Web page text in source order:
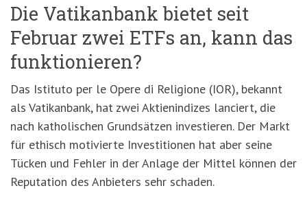
Die Vatikanbank bietet seit
Februar zwei ETFs an, kann das
funktionieren?
Das Istituto per le Opere di Religione (IOR), bekannt
als Vatikanbank, hat zwei Aktienindizes lanciert, die
nach katholischen Grundsätzen investieren. Der Markt
für ethisch motivierte Investitionen hat aber seine
Tücken und Fehler in der Anlage der Mittel können der
Reputation des Anbieters sehr schaden.